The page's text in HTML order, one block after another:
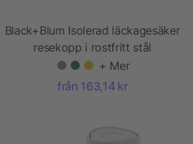
Black+Blum Isolerad läckagesäker
resekopp i rostfritt stål
+ Mer
från 163,14 kr